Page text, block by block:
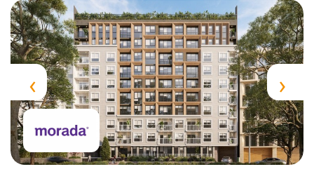
‹ ›